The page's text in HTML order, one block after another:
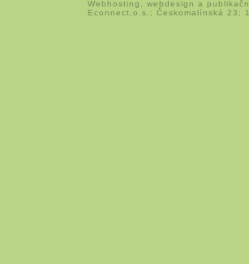
Webhosting webdesign a
Econnect,o.s.; Českomalínská